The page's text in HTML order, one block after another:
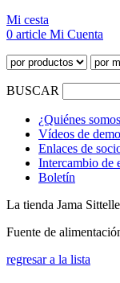
Mi cesta
0 article Mi Cuenta
BUSCAR
¿Quiénes
Vídeos de
Enlaces de
Intercambio de
Boletín
La tienda Jama Sittelle
Fuente de
regresar a la lista